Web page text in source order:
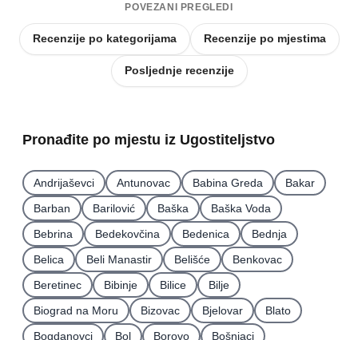
POVEZANI PREGLEDI
Recenzije po kategorijama Recenzije po mjestima
Posljednje recenzije
Pronađite po mjestu iz Ugostiteljstvo
Andrijaševci Antunovac Babina Greda
Bakar
Barban
Barilović Baška
Baška Voda
Bebrina
Bedekovčina Bedenica
Bednja
Belica
Beli Manastir Belišće
Benkovac
Beretinec
Bibinje Bilice
Bilje
Biograd na Moru
Bizovac Bjelovar
Blato
Bogdanovci
Bol Borovo
Bošnjaci